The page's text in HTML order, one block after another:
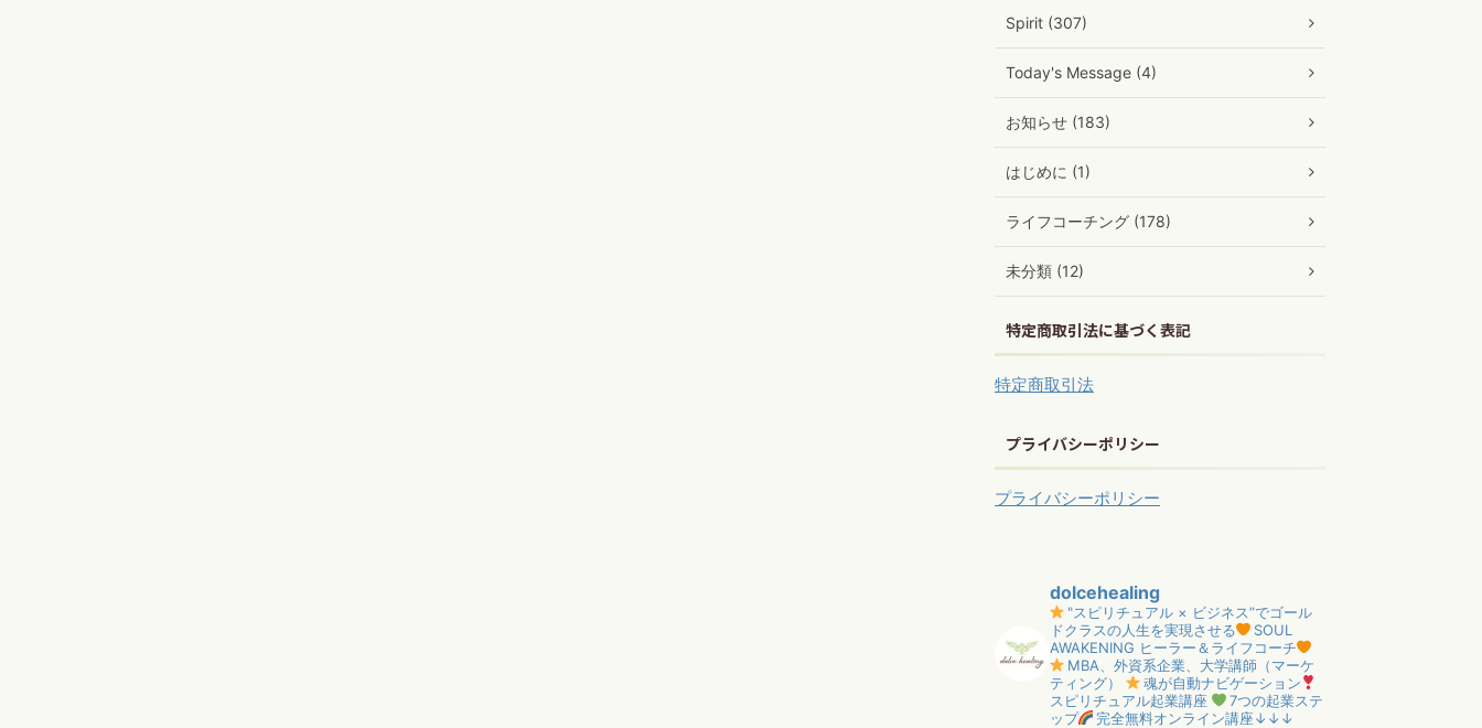
Spirit (307)
Today's Message (4)
お知らせ (183)
はじめに (1)
ライフコーチング (178)
未分類 (12)
特定商取引法に基づく表記
特定商取引法
プライバシーポリシー
プライバシーポリシー
dolcehealing
"スピリチュアル × ビジネス”でゴール
ドクラスの人生を実現させる
SOUL
AWAKENING ヒーラー＆ライフコーチ
MBA、外資系企業、大学講師（マーケ
ティング）
魂が自動ナビゲーション
スピリチュアル起業講座
7つの起業ステ
ップ
完全無料オンライン講座↓↓↓